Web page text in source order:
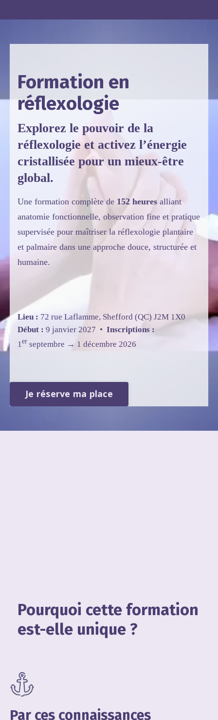
Formation en
réflexologie
Explorez le pouvoir de la
réflexologie et activez l’énergie
cristallisée pour un mieux-être
global.
Une formation complète de 152 heures alliant
anatomie fonctionnelle, observation fine et pratique
supervisée pour maîtriser la réflexologie plantaire
et palmaire dans une approche douce, structurée et
humaine.
Lieu : 72 rue Laflamme, Shefford (QC) J2M 1X0
Début : 9 janvier 2027 • Inscriptions :
1 er septembre → 1 décembre 2026
Je réserve ma place
Pourquoi cette formation
est-elle unique ?
Par ces connaissances